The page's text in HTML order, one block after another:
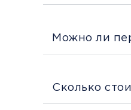
Можно ли
Сколько